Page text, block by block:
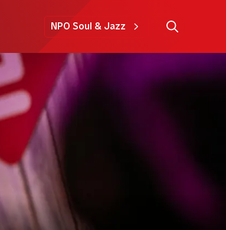
NPO Soul & Jazz